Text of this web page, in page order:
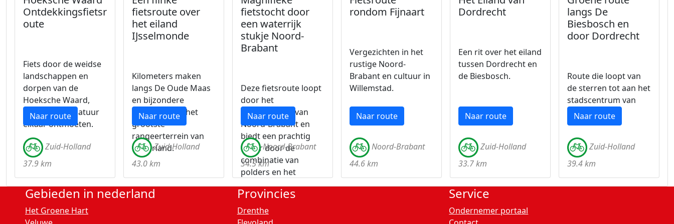
Ontdekkingsfietsr
oute
Fiets door de weidse
landschappen en
dorpen van de
Hoeksche Waard,
waar rust en natuur
elkaar ontmoeten.
Naar route
Zuid-Holland
37.9 km
fietsroute over
het eiland
IJsselmonde
Kilometers maken
langs De Oude Maas
en bijzondere
plekken zoals het
grootste
rangeerterrein van
Nederland.
Naar route
Zuid-Holland
43.0 km
fietstocht door
een waterrijk
stukje Noord-
Brabant
Deze fietsroute loopt
door het
Noordwesten van
Noord-Brabant en
biedt een prachtig
decor door de
combinatie van
polders en het
Hollands Diep.
Naar route
Noord-Brabant
34.5 km
rondom Fijnaart
Vergezichten in het
rustige Noord-
Brabant en cultuur in
Willemstad.
Naar route
Noord-Brabant
44.6 km
Dordrecht
Een rit over het eiland
tussen Dordrecht en
de Biesbosch.
Naar route
Zuid-Holland
33.7 km
langs De
Biesbosch en
door Dordrecht
Route die loopt van
de sterren tot aan het
stadscentrum van
Dordrecht.
Naar route
Zuid-Holland
39.4 km
Gebieden in nederland
Het Groene Hart
Provincies
Drenthe
Service
Ondernemer portaal